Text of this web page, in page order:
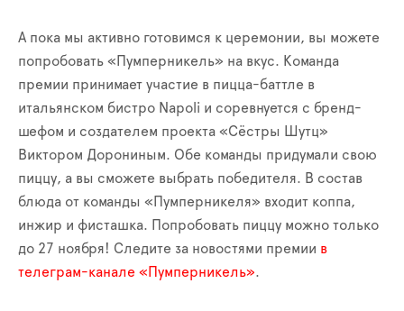
А пока мы активно готовимся к церемонии, вы можете
попробовать «Пумперникель» на вкус. Команда
премии принимает участие в пицца-баттле в
итальянском бистро Napoli и соревнуется с бренд-
шефом и создателем проекта «Сёстры Шутц»
Виктором Дорониным. Обе команды придумали свою
пиццу, а вы сможете выбрать победителя. В состав
блюда от команды «Пумперникеля» входит коппа,
инжир и фисташка. Попробовать пиццу можно только
до 27 ноября! Следите за новостями премии в
телеграм-канале «Пумперникель».